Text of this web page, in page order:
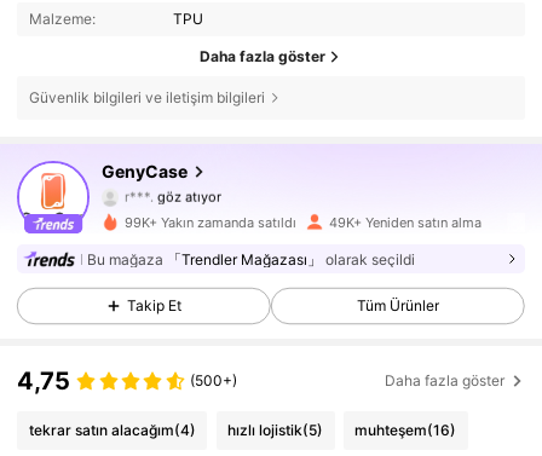
Malzeme: TPU
Daha fazla göster
Güvenlik bilgileri ve iletişim bilgileri
GenyCase
4,81 13K Takipçiler
r***. göz atıyor
4,81
13K Takipçiler
99K+ Yakın zamanda satıldı 49K+ Yeniden satın alma
Bu mağaza 「Trendler Mağazası」 olarak seçildi
Takip Et Tüm Ürünler
4,75 (500+) Daha fazla göster
tekrar satın alacağım(4) hızlı lojistik(5) muhteşem(16)